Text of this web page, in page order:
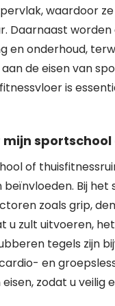
waardoor
Daarnaast
en onderhoud,
de eisen van
is
mijn
of
Bij
zoals grip,
zult uitvoeren,
tegels zijn
en
zodat u